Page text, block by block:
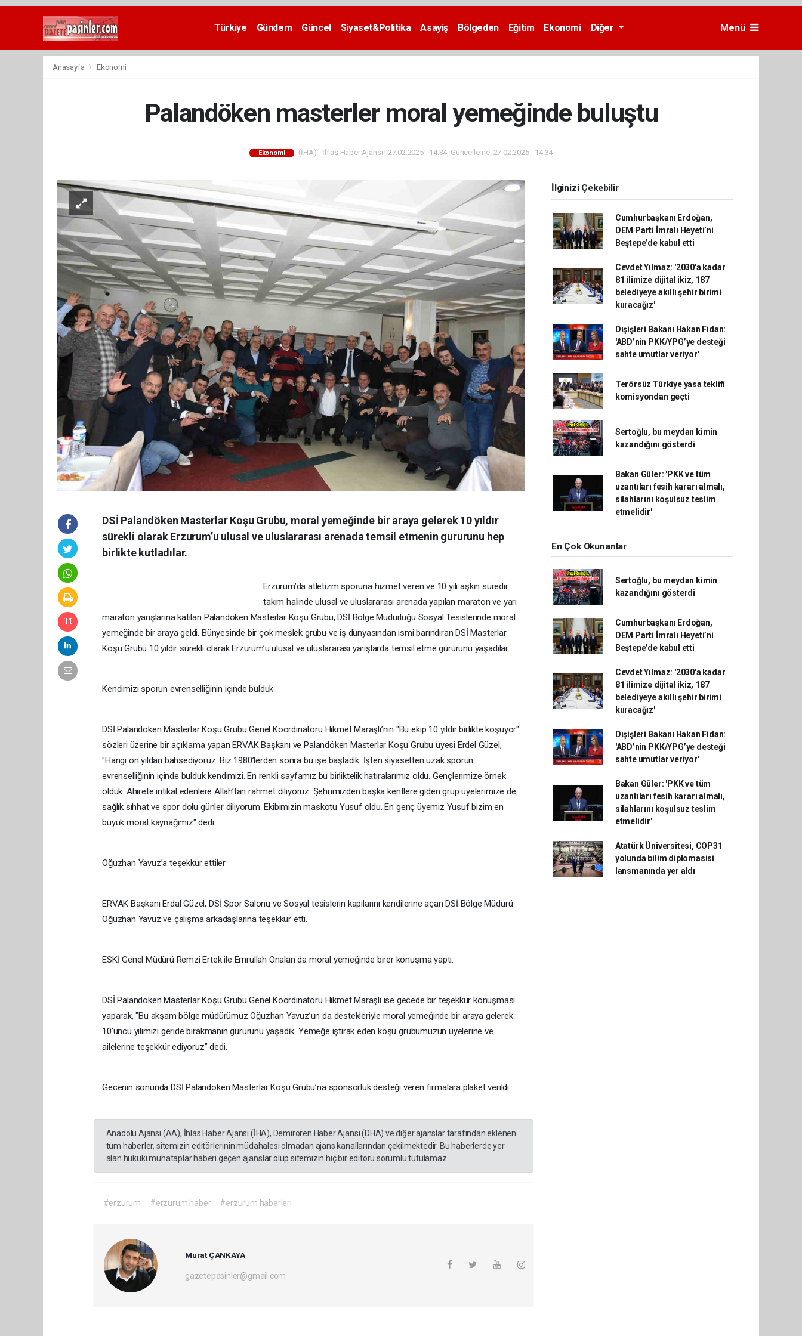
Deneme
Türkiye Gündem Güncel Siyaset&Politika Asayiş Bölgeden Eğitim Ekonomi Diğer Menü
Anasayfa Ekonomi
Palandöken masterler moral yemeğinde buluştu
Ekonomi (İHA) - İhlas Haber Ajansı | 27.02.2025 - 14:34, Güncelleme: 27.02.2025 - 14:34
DSİ Palandöken Masterlar Koşu Grubu, moral yemeğinde bir araya gelerek 10 yıldır
sürekli olarak Erzurum’u ulusal ve uluslararası arenada temsil etmenin gururunu hep
birlikte kutladılar.
Erzurum’da atletizm sporuna hizmet veren ve 10 yılı aşkın süredir
takım halinde ulusal ve uluslararası arenada yapılan maraton ve yarı
maraton yarışlarına katılan Palandöken Masterlar Koşu Grubu, DSİ Bölge Müdürlüğü Sosyal Tesislerinde moral
yemeğinde bir araya geldi. Bünyesinde bir çok meslek grubu ve iş dünyasından ismi barındıran DSİ Masterlar
Koşu Grubu 10 yıldır sürekli olarak Erzurum’u ulusal ve uluslararası yarışlarda temsil etme gururunu yaşadılar.
Kendimizi sporun evrenselliğinin içinde bulduk
DSİ Palandöken Masterlar Koşu Grubu Genel Koordinatörü Hikmet Maraşlı’nın "Bu ekip 10 yıldır birlikte koşuyor"
sözleri üzerine bir açıklama yapan ERVAK Başkanı ve Palandöken Masterlar Koşu Grubu üyesi Erdel Güzel,
"Hangi on yıldan bahsediyoruz. Biz 1980’lerden sonra bu işe başladık. İşten siyasetten uzak sporun
evrenselliğinin içinde bulduk kendimizi. En renkli sayfamız bu birliktelik hatıralarımız oldu. Gençlerimize örnek
olduk. Ahirete intikal edenlere Allah’tan rahmet diliyoruz. Şehrimizden başka kentlere giden grup üyelerimize de
sağlık sıhhat ve spor dolu günler diliyorum. Ekibimizin maskotu Yusuf oldu. En genç üyemiz Yusuf bizim en
büyük moral kaynağımız" dedi.
Oğuzhan Yavuz’a teşekkür ettiler
ERVAK Başkanı Erdal Güzel, DSİ Spor Salonu ve Sosyal tesislerin kapılarını kendilerine açan DSİ Bölge Müdürü
Oğuzhan Yavuz ve çalışma arkadaşlarına teşekkür etti.
ESKİ Genel Müdürü Remzi Ertek ile Emrullah Önalan da moral yemeğinde birer konuşma yaptı.
DSİ Palandöken Masterlar Koşu Grubu Genel Koordinatörü Hikmet Maraşlı ise gecede bir teşekkür konuşması
yaparak, "Bu akşam bölge müdürümüz Oğuzhan Yavuz’un da destekleriyle moral yemeğinde bir araya gelerek
10’uncu yılımızı geride bırakmanın gururunu yaşadık. Yemeğe iştirak eden koşu grubumuzun üyelerine ve
ailelerine teşekkür ediyoruz" dedi.
Gecenin sonunda DSİ Palandöken Masterlar Koşu Grubu’na sponsorluk desteği veren firmalara plaket verildi.
Anadolu Ajansı (AA), İhlas Haber Ajansı (İHA), Demirören Haber Ajansı (DHA) ve diğer ajanslar tarafından eklenen
tüm haberler, sitemizin editörlerinin müdahalesi olmadan ajans kanallarından çekilmektedir. Bu haberlerde yer
alan hukuki muhataplar haberi geçen ajanslar olup sitemizin hiç bir editörü sorumlu tutulamaz...
#erzurum #erzurum haber #erzurum haberleri
Murat ÇANKAYA
gazetepasinler@gmail.com
İlginizi Çekebilir
Cumhurbaşkanı Erdoğan,
DEM Parti İmralı Heyeti’ni
Beştepe’de kabul etti
Cevdet Yılmaz: '2030'a kadar
81 ilimize dijital ikiz, 187
belediyeye akıllı şehir birimi
kuracağız'
Dışişleri Bakanı Hakan Fidan:
'ABD’nin PKK/YPG’ye desteği
sahte umutlar veriyor'
Terörsüz Türkiye yasa teklifi
komisyondan geçti
Sertoğlu, bu meydan kimin
kazandığını gösterdi
Bakan Güler: 'PKK ve tüm
uzantıları fesih kararı almalı,
silahlarını koşulsuz teslim
etmelidir'
En Çok Okunanlar
Sertoğlu, bu meydan kimin
kazandığını gösterdi
Cumhurbaşkanı Erdoğan,
DEM Parti İmralı Heyeti’ni
Beştepe’de kabul etti
Cevdet Yılmaz: '2030'a kadar
81 ilimize dijital ikiz, 187
belediyeye akıllı şehir birimi
kuracağız'
Dışişleri Bakanı Hakan Fidan:
'ABD’nin PKK/YPG’ye desteği
sahte umutlar veriyor'
Bakan Güler: 'PKK ve tüm
uzantıları fesih kararı almalı,
silahlarını koşulsuz teslim
etmelidir'
Atatürk Üniversitesi, COP31
yolunda bilim diplomasisi
lansmanında yer aldı